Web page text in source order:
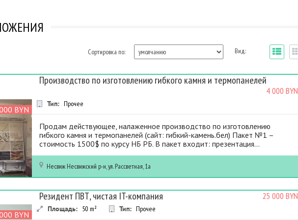
Сортировка по: Вид:
BYN
Производство по изготовлению гибкого камня и термопанелей
4 000 BYN
Тип: Прочее
Продам действующее, налаженное производство по изготовлению
гибкого камня и термопанелей (сайт: гибкий-камень.бел) Пакет №1 –
стоимость 1500$ по курсу НБ РБ. В пакет входит: презентация...
Несвиж Несвижский р-н, ул. Рассветная, 1а
BYN
Резидент ПВТ, чистая IT-компания 25 000 BYN
Площадь: 50 m² Тип: Прочее